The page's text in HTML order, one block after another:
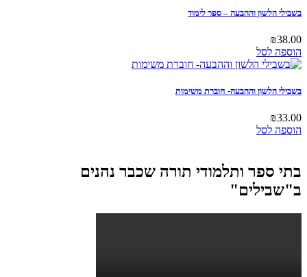
וההבעה – ספר לימוד
₪
לסל
וההבעה- חוברת משימות
₪
לסל
ותלמודי תורה שכבר נהנים